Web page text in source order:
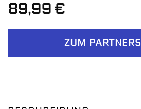
89,99 €
ZUM